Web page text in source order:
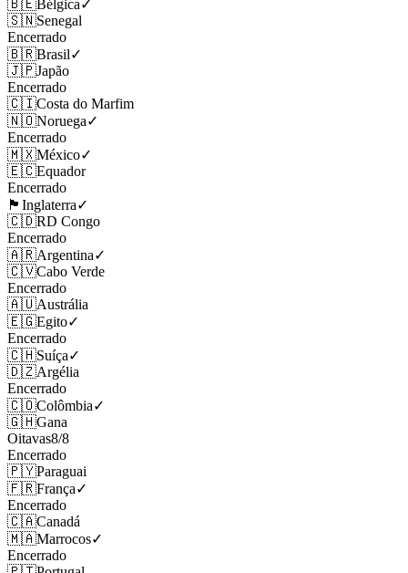
🇧🇪Bélgica✓
🇸🇳Senegal
Encerrado
🇧🇷Brasil✓
🇯🇵Japão
Encerrado
🇨🇮Costa do Marfim
🇳🇴Noruega✓
Encerrado
🇲🇽México✓
🇪🇨Equador
Encerrado
🏴󠁧󠁢󠁥󠁮󠁧󠁿 Inglaterra✓
🇨🇩RD Congo
Encerrado
🇦🇷Argentina✓
🇨🇻Cabo Verde
Encerrado
🇦🇺Austrália
🇪🇬Egito✓
Encerrado
🇨🇭Suíça✓
🇩🇿Argélia
Encerrado
🇨🇴Colômbia✓
🇬🇭Gana
Oitavas8/8
Encerrado
🇵🇾Paraguai
🇫🇷França✓
Encerrado
🇨🇦Canadá
🇲🇦Marrocos✓
Encerrado